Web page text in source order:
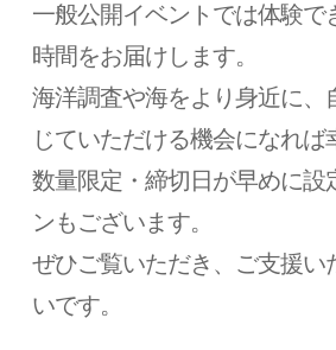
一般公開イベントでは体験で
時間をお届けします。
海洋調査や海をより身近に、
じていただける機会になれば
数量限定・締切日が早めに設
ンもございます。
ぜひご覧いただき、ご支援い
いです。